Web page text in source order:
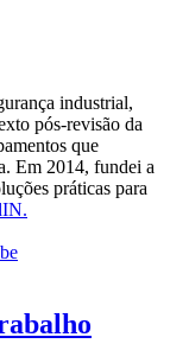
industrial,
pós-revisão da
que
Em 2014, fundei a
práticas para